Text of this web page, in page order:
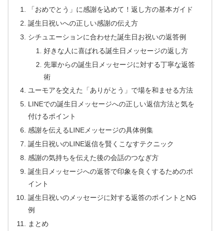
「おめでとう」に感謝を込めて！返し方の基本ガイド
誕生日祝いへの正しい感謝の伝え方
シチュエーションに合わせた誕生日お祝いの返答例
好きな人に喜ばれる誕生日メッセージの返し方
先輩からの誕生日メッセージに対する丁寧な返答
術
ユーモアを交えた「ありがとう」で場を和ませる方法
LINEでの誕生日メッセージへの正しい返信方法と気を
付けるポイント
感謝を伝えるLINEメッセージの具体例集
誕生日祝いのLINE返信を賢くこなすテクニック
感謝の気持ちを伝えた後の会話のつなぎ方
誕生日メッセージへの返答で印象を良くするためのポ
イント
誕生日祝いのメッセージに対する返答のポイントとNG
例
まとめ